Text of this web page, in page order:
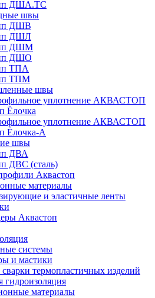
ДША.ТС
швы
ДШВ
ДШЛ
ДШМ
ДШО
ТПА
ТПМ
швы
уплотнение АКВАСТОП
Ёлочка
уплотнение АКВАСТОП
Ёлочка-А
швы
ДВА
ДВС (сталь)
Аквастоп
материалы
и эластичные ленты
Аквастоп
системы
и мастики
термопластичных изделий
гидроизоляция
материалы